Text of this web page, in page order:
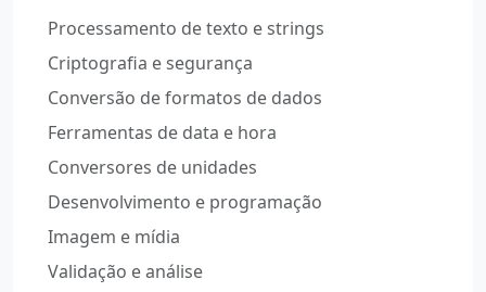
Processamento de texto e strings
Criptografia e segurança
Conversão de formatos de dados
Ferramentas de data e hora
Conversores de unidades
Desenvolvimento e programação
Imagem e mídia
Validação e análise